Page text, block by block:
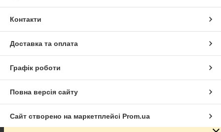
Контакти
Доставка та оплата
Графік роботи
Повна версія сайту
Сайт створено на маркетплейсі Prom.ua